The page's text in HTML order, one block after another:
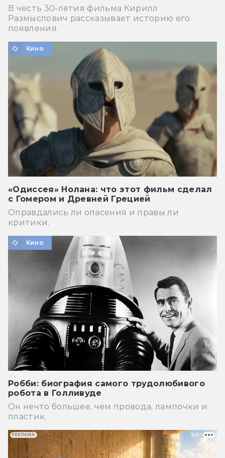
В честь 30-летия фильма Кирилл
Размыслович рассказывает историю его
появления.
Кино
«Одиссея» Нолана: что этот фильм сделал
с Гомером и Древней Грецией
Оправдались ли опасения и правы ли
критики.
Кино
Робби: биография самого трудолюбивого
робота в Голливуде
Он нечто большее, чем провода, лампочки и
пластик.
РЕКЛАМА